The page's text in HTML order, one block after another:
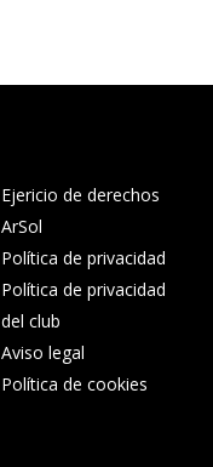
Ejericio de derechos
ArSol
Política de privacidad
Política de privacidad
del club
Aviso legal
Política de cookies